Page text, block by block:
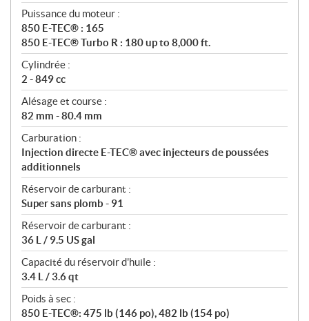
Puissance du moteur :
850 E-TEC® : 165
850 E-TEC® Turbo R : 180 up to 8,000 ft.
Cylindrée :
2 - 849 cc
Alésage et course :
82 mm - 80.4 mm
Carburation :
Injection directe E-TEC® avec injecteurs de poussées
additionnels
Réservoir de carburant :
Super sans plomb - 91
Réservoir de carburant :
36 L / 9.5 US gal
Capacité du réservoir d'huile :
3.4 L / 3.6 qt
Poids à sec :
850 E-TEC®: 475 lb (146 po), 482 lb (154 po)